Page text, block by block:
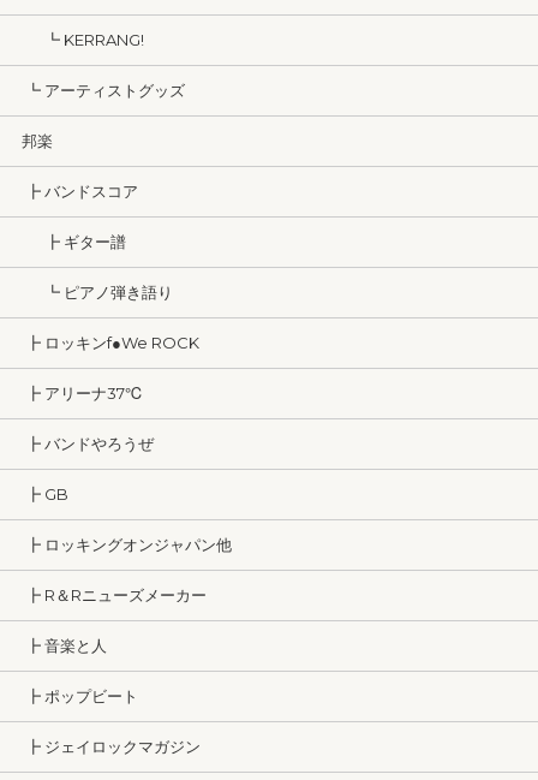
┗ KERRANG!
┗ アーティストグッズ
邦楽
┣ バンドスコア
┣ ギター譜
┗ ピアノ弾き語り
┣ ロッキンf●We ROCK
┣ アリーナ37℃
┣ バンドやろうぜ
┣ GB
┣ ロッキングオンジャパン他
┣ R＆Rニューズメーカー
┣ 音楽と人
┣ ポップビート
┣ ジェイロックマガジン